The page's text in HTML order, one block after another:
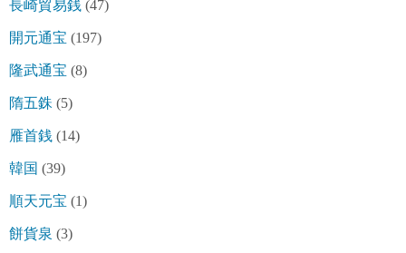
長崎貿易銭 (47)
開元通宝 (197)
隆武通宝 (8)
隋五銖 (5)
雁首銭 (14)
韓国 (39)
順天元宝 (1)
餅貨泉 (3)